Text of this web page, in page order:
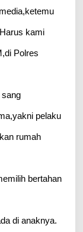
kami
Polres
sang
pelaku
rumah
bertahan
di anaknya.